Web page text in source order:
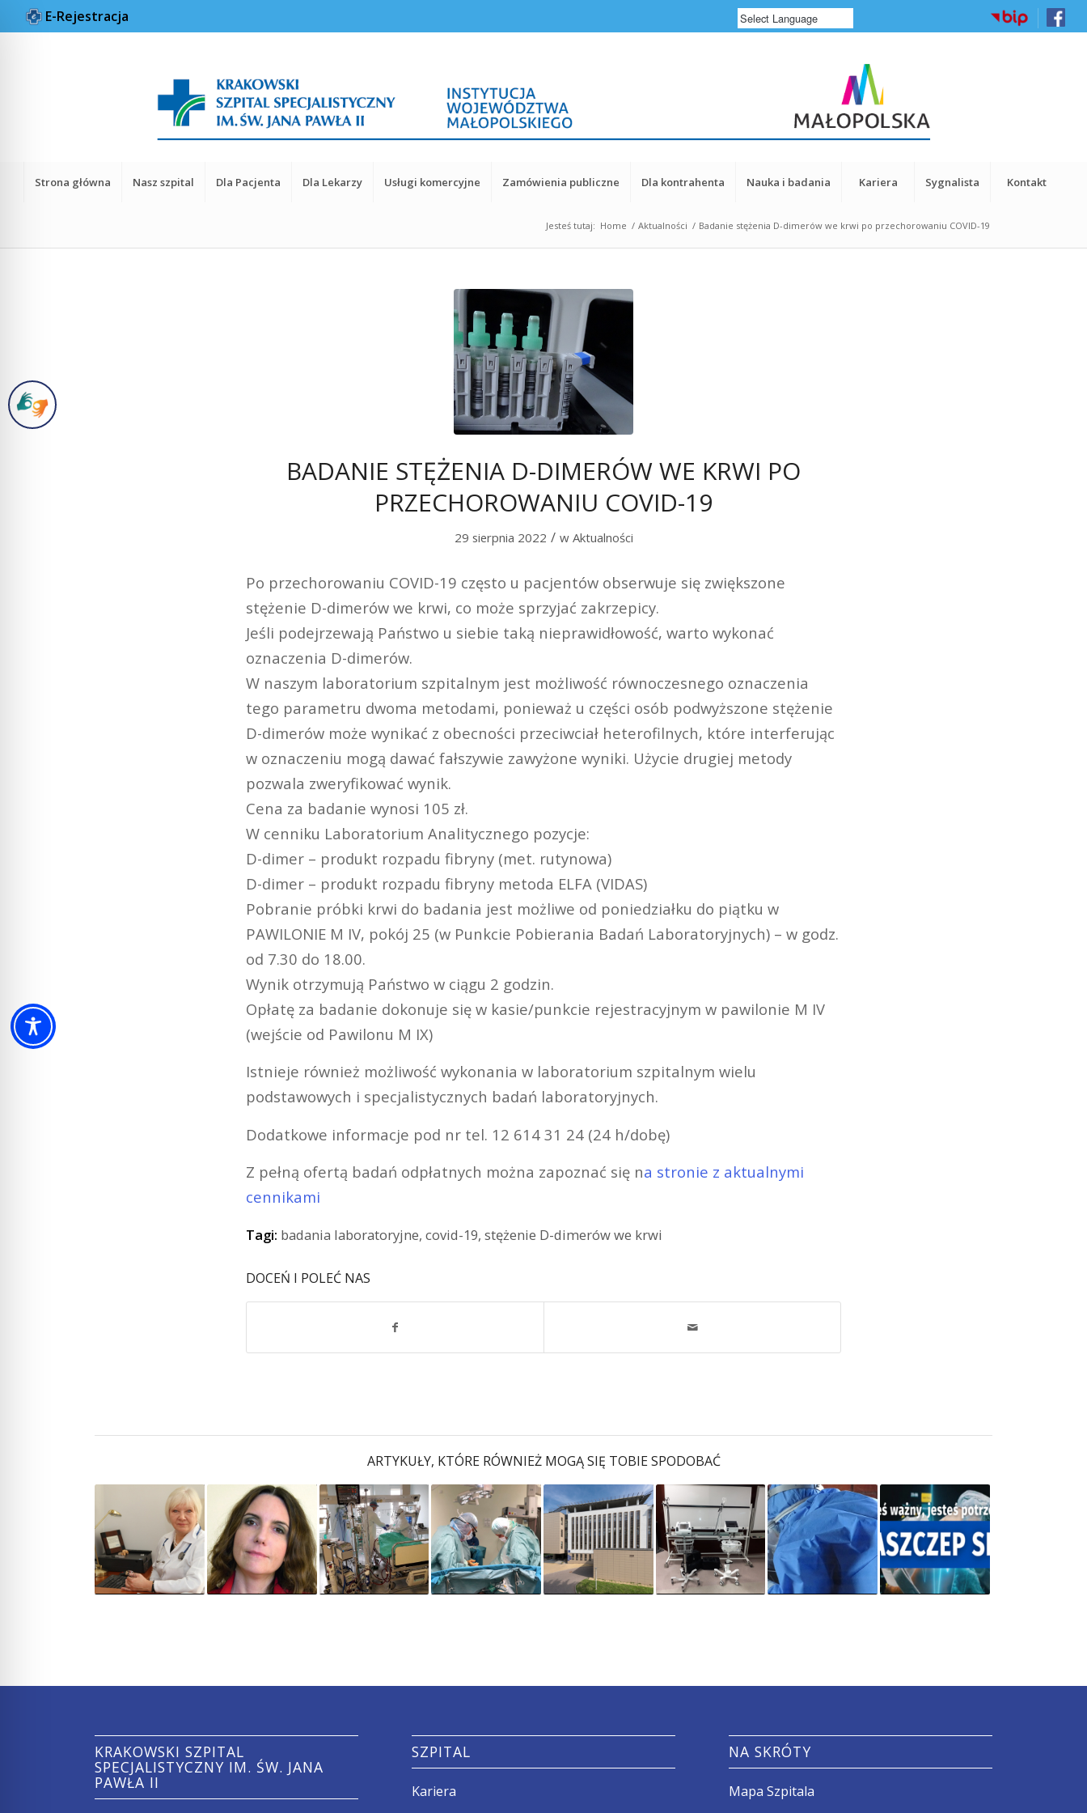
E-Rejestracja
Strona główna Nasz szpital Dla Pacjenta Dla Lekarzy Usługi komercyjne Zamówienia publiczne Dla kontrahenta Nauka i badania Kariera Sygnalista Kontakt
Jesteś tutaj: Home / Aktualności / Badanie stężenia D-dimerów we krwi po przechorowaniu COVID-19
BADANIE STĘŻENIA D-DIMERÓW WE KRWI PO
PRZECHOROWANIU COVID-19
29 sierpnia 2022 / w Aktualności
Po przechorowaniu COVID-19 często u pacjentów obserwuje się zwiększone
stężenie D-dimerów we krwi, co może sprzyjać zakrzepicy.
Jeśli podejrzewają Państwo u siebie taką nieprawidłowość, warto wykonać
oznaczenia D-dimerów.
W naszym laboratorium szpitalnym jest możliwość równoczesnego oznaczenia
tego parametru dwoma metodami, ponieważ u części osób podwyższone stężenie
D-dimerów może wynikać z obecności przeciwciał heterofilnych, które interferując
w oznaczeniu mogą dawać fałszywie zawyżone wyniki. Użycie drugiej metody
pozwala zweryfikować wynik.
Cena za badanie wynosi 105 zł.
W cenniku Laboratorium Analitycznego pozycje:
D-dimer – produkt rozpadu fibryny (met. rutynowa)
D-dimer – produkt rozpadu fibryny metoda ELFA (VIDAS)
Pobranie próbki krwi do badania jest możliwe od poniedziałku do piątku w
PAWILONIE M IV, pokój 25 (w Punkcie Pobierania Badań Laboratoryjnych) – w godz.
od 7.30 do 18.00.
Wynik otrzymują Państwo w ciągu 2 godzin.
Opłatę za badanie dokonuje się w kasie/punkcie rejestracyjnym w pawilonie M IV
(wejście od Pawilonu M IX)
Istnieje również możliwość wykonania w laboratorium szpitalnym wielu
podstawowych i specjalistycznych badań laboratoryjnych.
Dodatkowe informacje pod nr tel. 12 614 31 24 (24 h/dobę)
Z pełną ofertą badań odpłatnych można zapoznać się na stronie z aktualnymi
cennikami
Tagi: badania laboratoryjne, covid-19, stężenie D-dimerów we krwi
DOCEŃ I POLEĆ NAS
ARTYKUŁY, KTÓRE RÓWNIEŻ MOGĄ SIĘ TOBIE SPODOBAĆ
KRAKOWSKI SZPITAL
SPECJALISTYCZNY IM. ŚW. JANA
PAWŁA II
SZPITAL
Kariera
NA SKRÓTY
Mapa Szpitala